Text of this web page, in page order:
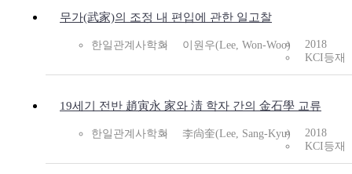
무가(武家)의 조정 내 편입에 관한 일고찰
한일관계사학회 이원우(Lee, Won-Woo)
2018
KCI등재
19세기 전반 趙寅永 家와 淸 학자 간의 金石學 교류
한일관계사학회 李尙奎(Lee, Sang-Kyu)
2018
KCI등재